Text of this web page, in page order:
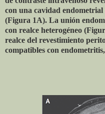
con una cavidad
(Figura 1A). La unión
con realce heterogéneo
realce del revestimiento
compatibles con